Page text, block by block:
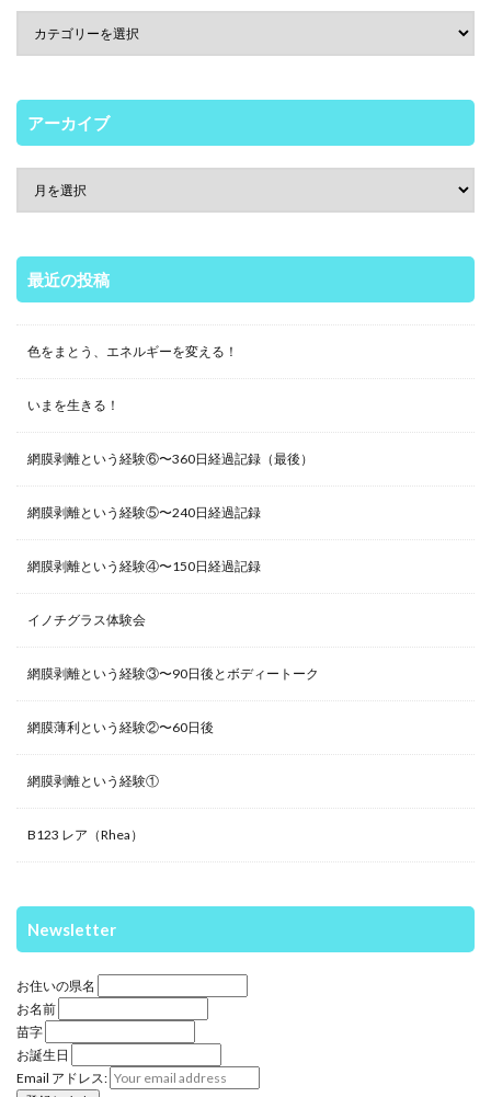
アーカイブ
最近の投稿
色をまとう、エネルギーを変える！
いまを生きる！
網膜剥離という経験⑥〜360日経過記録（最後）
網膜剥離という経験⑤〜240日経過記録
網膜剥離という経験④〜150日経過記録
イノチグラス体験会
網膜剥離という経験③〜90日後とボディートーク
網膜薄利という経験②〜60日後
網膜剥離という経験①
B123 レア（Rhea）
Newsletter
お住いの県名
お名前
苗字
お誕生日
Email アドレス: